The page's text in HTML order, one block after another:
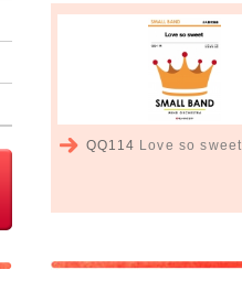
QQ114 Love so sweet